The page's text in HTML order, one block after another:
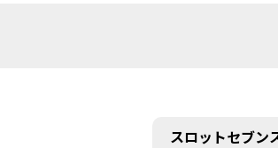
スロットセブン